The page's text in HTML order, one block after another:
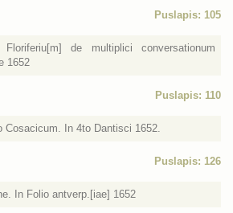
Puslapis: 105
Floriferiu[m] de multiplici conversationum
1652
Puslapis: 110
Cosacicum. In 4to Dantisci 1652.
Puslapis: 126
In Folio antverp.[iae] 1652